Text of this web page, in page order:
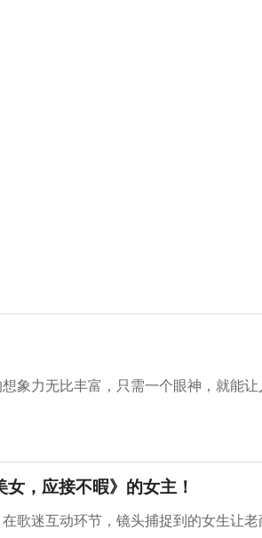
象力无比丰富，只需一个眼神，就能
，应接不暇》的女主！
歌迷互动环节，镜头捕捉到的女生让